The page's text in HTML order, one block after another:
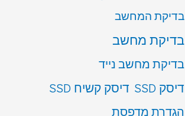
בדיקת המחשב
בדיקת מחשב
בדיקת מחשב נייד
דיסק SSD דיסק קשיח SSD
הגדרת מדפסת